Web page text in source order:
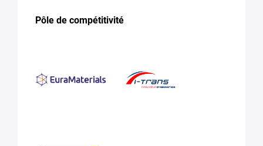
Pôle de compétitivité